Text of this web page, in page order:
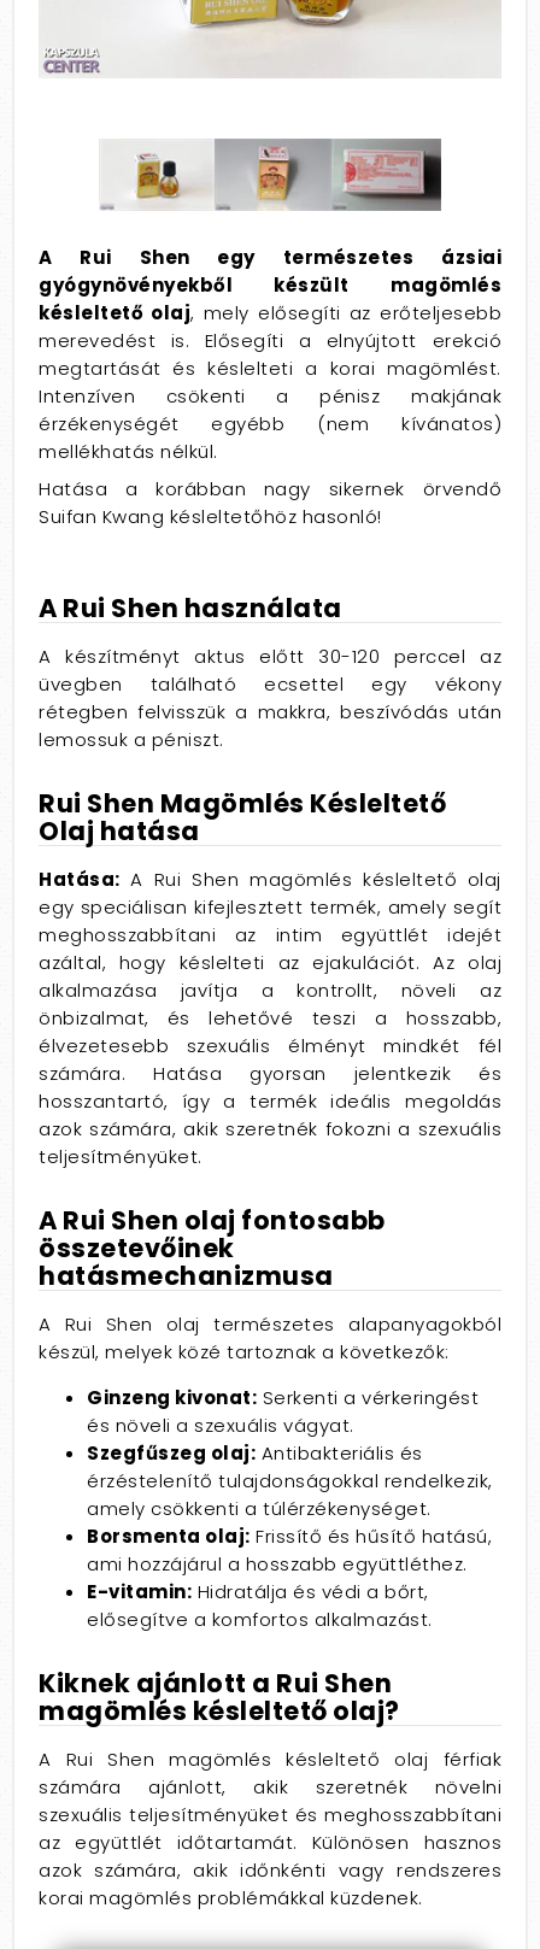
A Rui Shen egy természetes ázsiai
gyógynövényekből készült magömlés
késleltető olaj, mely elősegíti az erőteljesebb
merevedést is. Elősegíti a elnyújtott erekció
megtartását és késlelteti a korai magömlést.
Intenzíven csökenti a pénisz makjának
érzékenységét egyébb (nem kívánatos)
mellékhatás nélkül.
Hatása a korábban nagy sikernek örvendő
Suifan Kwang késleltetőhöz hasonló!
A Rui Shen használata
A készítményt aktus előtt 30-120 perccel az
üvegben található ecsettel egy vékony
rétegben felvisszük a makkra, beszívódás után
lemossuk a péniszt.
Rui Shen Magömlés Késleltető
Olaj hatása
Hatása: A Rui Shen magömlés késleltető olaj
egy speciálisan kifejlesztett termék, amely segít
meghosszabbítani az intim együttlét idejét
azáltal, hogy késlelteti az ejakulációt. Az olaj
alkalmazása javítja a kontrollt, növeli az
önbizalmat, és lehetővé teszi a hosszabb,
élvezetesebb szexuális élményt mindkét fél
számára. Hatása gyorsan jelentkezik és
hosszantartó, így a termék ideális megoldás
azok számára, akik szeretnék fokozni a szexuális
teljesítményüket.
A Rui Shen olaj fontosabb
összetevőinek
hatásmechanizmusa
A Rui Shen olaj természetes alapanyagokból
készül, melyek közé tartoznak a következők:
Ginzeng kivonat: Serkenti a vérkeringést
és növeli a szexuális vágyat.
Szegfűszeg olaj: Antibakteriális és
érzéstelenítő tulajdonságokkal rendelkezik,
amely csökkenti a túlérzékenységet.
Borsmenta olaj: Frissítő és hűsítő hatású,
ami hozzájárul a hosszabb együttléthez.
E-vitamin: Hidratálja és védi a bőrt,
elősegítve a komfortos alkalmazást.
Kiknek ajánlott a Rui Shen
magömlés késleltető olaj?
A Rui Shen magömlés késleltető olaj férfiak
számára ajánlott, akik szeretnék növelni
szexuális teljesítményüket és meghosszabbítani
az együttlét időtartamát. Különösen hasznos
azok számára, akik időnkénti vagy rendszeres
korai magömlés problémákkal küzdenek.